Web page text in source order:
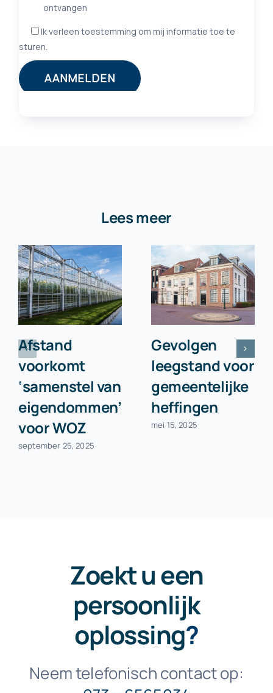
Lees meer
Afstand
voorkomt
‘samenstel van
eigendommen’
voor WOZ
september 25, 2025
Gevolgen
leegstand voor
gemeentelijke
heffingen
mei 15, 2025
Zoekt u een
persoonlijk
oplossing?
Neem telefonisch contact op: